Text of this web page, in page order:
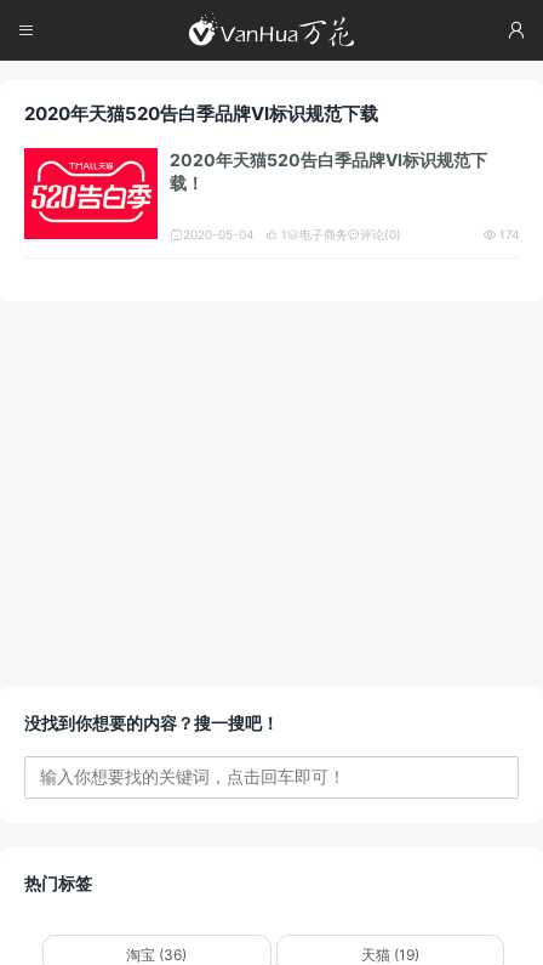

 
2020年天猫520告白季品牌VI标识规范下载
2020年天猫520告白季品牌VI标识规范下
载！
 2020-05-04  1  174
 电子商务评论(0)
没找到你想要的内容？搜一搜吧！
热门标签
淘宝 (36) 天猫 (19)